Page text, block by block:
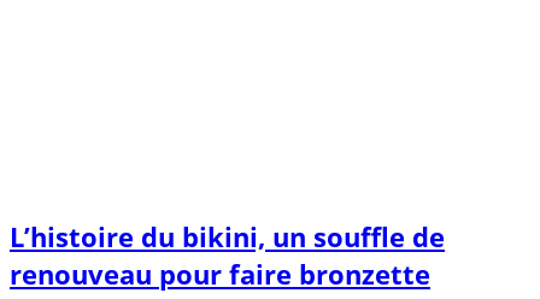
L’histoire du bikini, un souffle de
renouveau pour faire bronzette